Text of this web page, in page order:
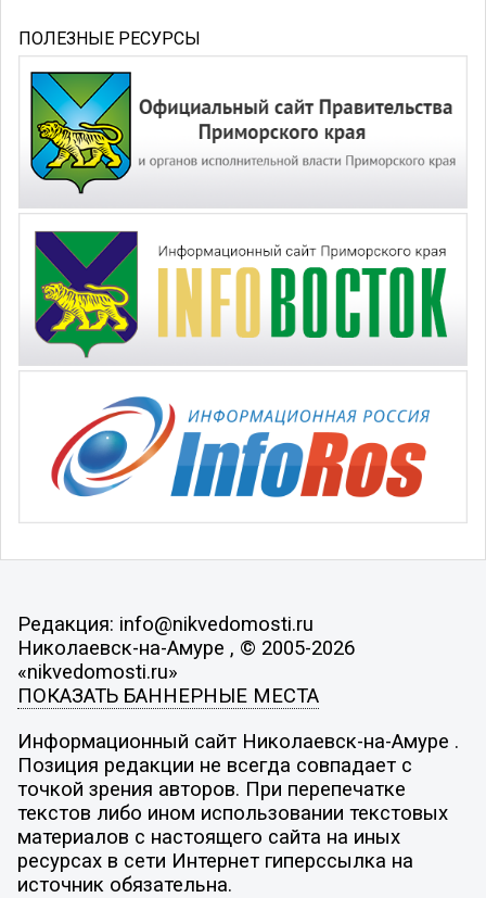
ПОЛЕЗНЫЕ РЕСУРСЫ
Редакция: info@nikvedomosti.ru
Николаевск-на-Амуре , © 2005-2026
«nikvedomosti.ru»
ПОКАЗАТЬ БАННЕРНЫЕ МЕСТА
Информационный сайт Николаевск-на-Амуре .
Позиция редакции не всегда совпадает с
точкой зрения авторов. При перепечатке
текстов либо ином использовании текстовых
материалов с настоящего сайта на иных
ресурсах в сети Интернет гиперссылка на
источник обязательна.